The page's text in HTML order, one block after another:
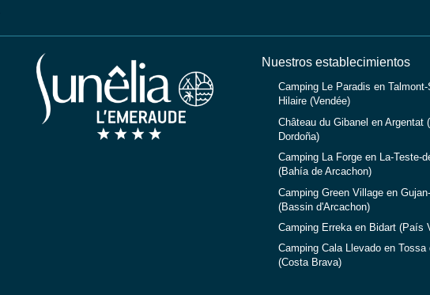
Nuestros establecimientos
Camping Le Paradis en Talmont-
Hilaire (Vendée)
Château du Gibanel en Argentat
Dordoña)
Camping La Forge en La-Teste-
(Bahía de Arcachon)
Camping Green Village en
(Bassin d'Arcachon)
Camping Erreka en Bidart (País
Camping Cala Llevado en Tossa
(Costa Brava)